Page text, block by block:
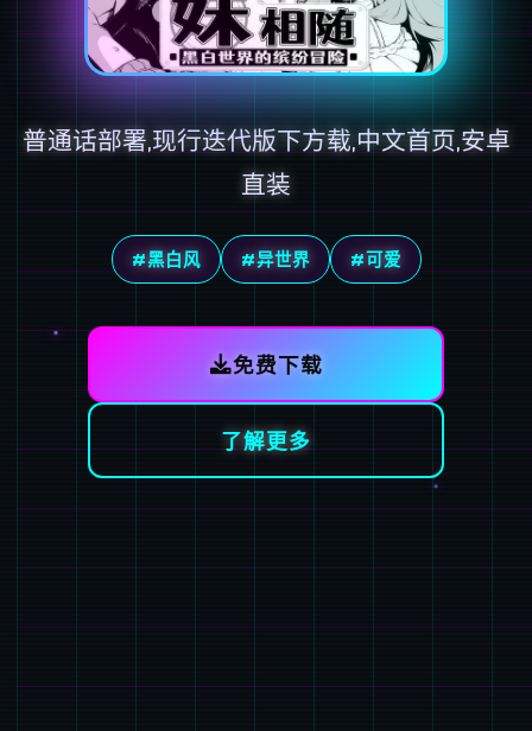
普通话部署,现行迭代版下方载,中文首页,安卓
直装
#黑白风 #异世界 #可爱
免费下载
了解更多